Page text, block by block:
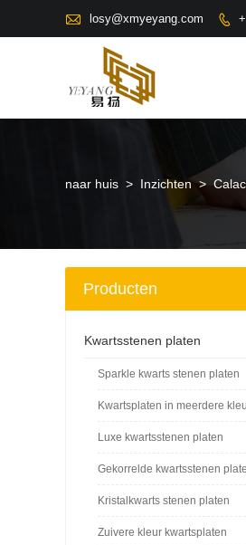
 losy@xmyeyang.com 
naar huis > Inzichten >
Producten
Kwartsstenen platen
Sparkle kwarts stenen platen
Kwartsplaten in meerdere
Luxe kwartsstenen platen
Gekorrelde kwartsstenen
Kristalkwarts stenen platen
Zuivere kleur kwartsplaten